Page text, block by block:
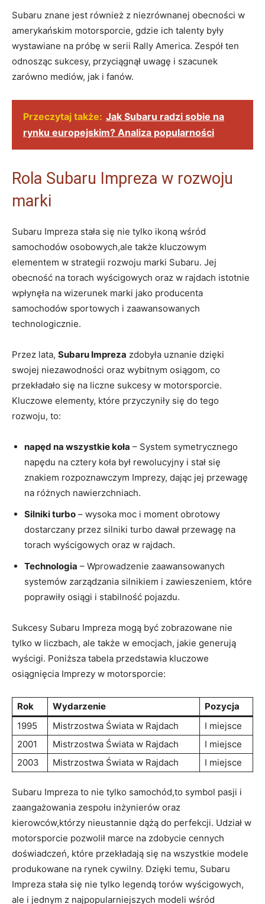
Subaru znane jest również z niezrównanej obecności w
amerykańskim motorsporcie, gdzie ich talenty były
wystawiane na próbę w serii Rally America. Zespół ten
odnosząc sukcesy, przyciągnął uwagę i szacunek
zarówno mediów, jak i fanów.
Przeczytaj także: Jak Subaru radzi sobie na
rynku europejskim? Analiza popularności
Rola Subaru Impreza w rozwoju
marki
Subaru Impreza stała się nie tylko ikoną wśród
samochodów osobowych,ale także kluczowym
elementem w strategii rozwoju marki Subaru. Jej
obecność na torach wyścigowych oraz w rajdach istotnie
wpłynęła na wizerunek marki jako producenta
samochodów sportowych i zaawansowanych
technologicznie.
Przez lata, Subaru Impreza zdobyła uznanie dzięki
swojej niezawodności oraz wybitnym osiągom, co
przekładało się na liczne sukcesy w motorsporcie.
Kluczowe elementy, które przyczyniły się do tego
rozwoju, to:
napęd na wszystkie koła – System symetrycznego
napędu na cztery koła był rewolucyjny i stał się
znakiem rozpoznawczym Imprezy, dając jej przewagę
na różnych nawierzchniach.
Silniki turbo – wysoka moc i moment obrotowy
dostarczany przez silniki turbo dawał przewagę na
torach wyścigowych oraz w rajdach.
Technologia – Wprowadzenie zaawansowanych
systemów zarządzania silnikiem i zawieszeniem, które
poprawiły osiągi i stabilność pojazdu.
Sukcesy Subaru Impreza mogą być zobrazowane nie
tylko w liczbach, ale także w emocjach, jakie generują
wyścigi. Poniższa tabela przedstawia kluczowe
osiągnięcia Imprezy w motorsporcie:
Rok Wydarzenie
Pozycja
1995
Mistrzostwa Świata w Rajdach
I miejsce
2001
Mistrzostwa Świata w Rajdach
I miejsce
2003
Mistrzostwa Świata w Rajdach I miejsce
Subaru Impreza to nie tylko samochód,to symbol pasji i
zaangażowania zespołu inżynierów oraz
kierowców,którzy nieustannie dążą do perfekcji. Udział w
motorsporcie pozwolił marce na zdobycie cennych
doświadczeń, które przekładają się na wszystkie modele
produkowane na rynek cywilny. Dzięki temu, Subaru
Impreza stała się nie tylko legendą torów wyścigowych,
ale i jednym z najpopularniejszych modeli wśród